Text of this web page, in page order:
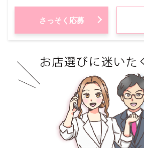
さっそく応募